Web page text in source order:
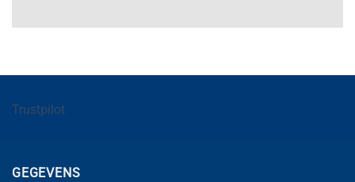
Trustpilot
GEGEVENS